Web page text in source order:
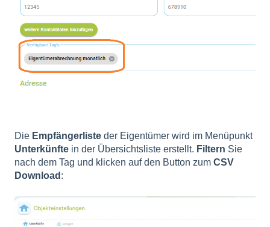
Die Empfängerliste der Eigentümer wird im Menüpunkt
Unterkünfte in der Übersichtsliste erstellt. Filtern Sie
nach dem Tag und klicken auf den Button zum CSV
Download :